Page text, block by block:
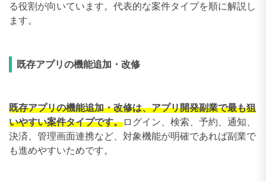
る役割が向いています。代表的な案件タイプを順に解説し
ます。
既存アプリの機能追加・改修
既存アプリの機能追加・改修は、アプリ開発副業で最も狙
いやすい案件タイプです。ログイン、検索、予約、通知、
決済、管理画面連携など、対象機能が明確であれば副業で
も進めやすいためです。